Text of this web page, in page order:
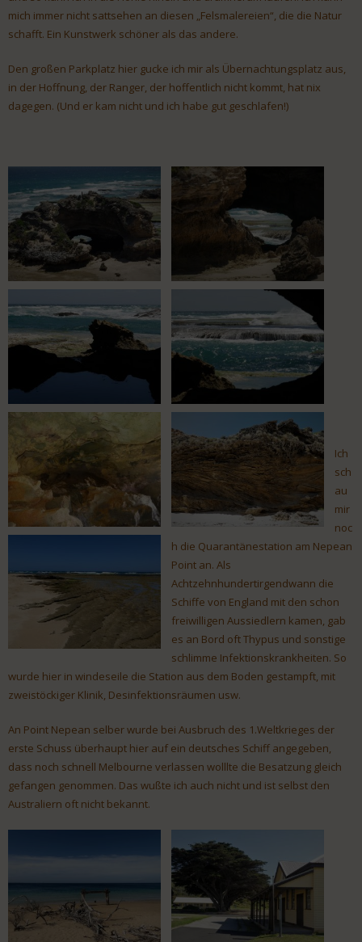
mich immer nicht sattsehen an diesen „Felsmalereien“, die die Natur
schafft. Ein Kunstwerk schöner als das andere.
Den großen Parkplatz hier gucke ich mir als Übernachtungsplatz aus,
in der Hoffnung, der Ranger, der hoffentlich nicht kommt, hat nix
dagegen. (Und er kam nicht und ich habe gut geschlafen!)
Ich
sch
au
mir
noc
h die Quarantänestation am Nepean
Point an. Als
Achtzehnhundertirgendwann die
Schiffe von England mit den schon
freiwilligen Aussiedlern kamen, gab
es an Bord oft Thypus und sonstige
schlimme Infektionskrankheiten. So
wurde hier in windeseile die Station aus dem Boden gestampft, mit
zweistöckiger Klinik, Desinfektionsräumen usw.
An Point Nepean selber wurde bei Ausbruch des 1.Weltkrieges der
erste Schuss überhaupt hier auf ein deutsches Schiff angegeben,
dass noch schnell Melbourne verlassen wolllte die Besatzung gleich
gefangen genommen. Das wußte ich auch nicht und ist selbst den
Australiern oft nicht bekannt.